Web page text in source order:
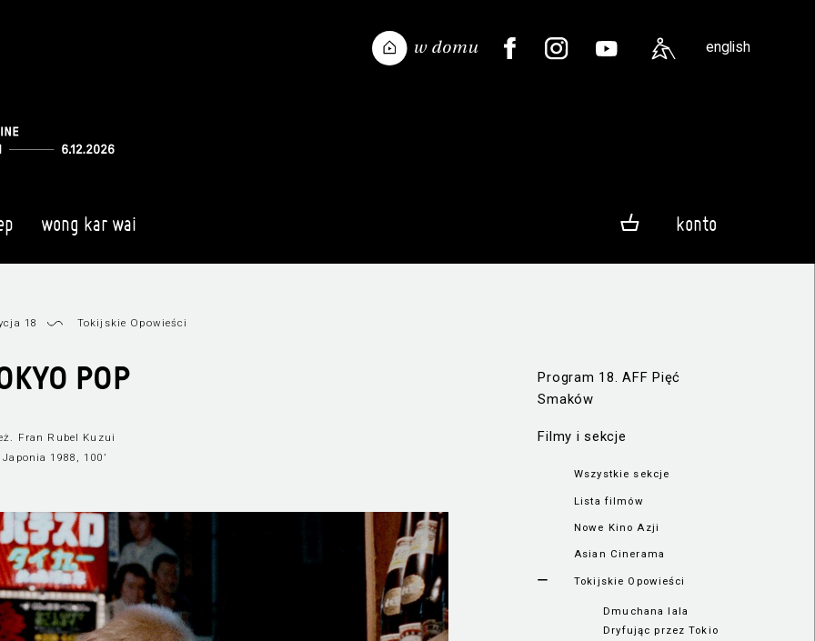
english
wong kar wai konto
Program 18. AFF Pięć
Smaków
Filmy i sekcje
Wszystkie sekcje
Lista filmów
Nowe Kino Azji
Asian Cinerama
Tokijskie Opowieści
Dmuchana lala
Dryfując przez Tokio
18 Tokijskie Opowieści
POP
Fran Rubel Kuzui
Japonia 1988, 100’